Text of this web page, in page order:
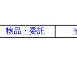
物品・委託